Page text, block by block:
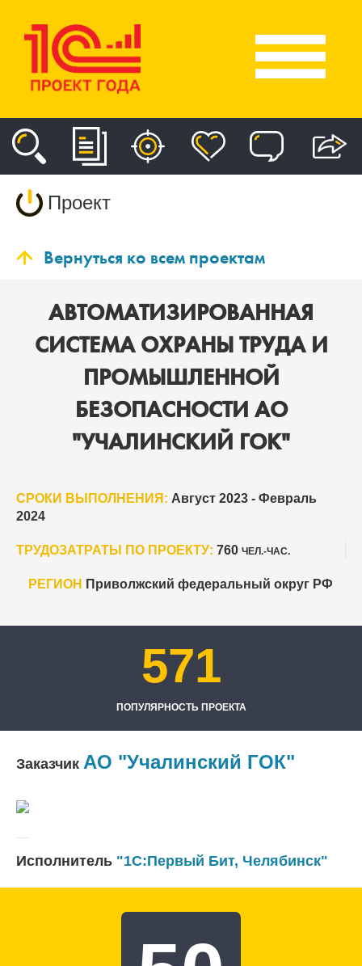
Проект
Вернуться ко всем проектам
АВТОМАТИЗИРОВАННАЯ
СИСТЕМА ОХРАНЫ ТРУДА И
ПРОМЫШЛЕННОЙ
БЕЗОПАСНОСТИ АО
"УЧАЛИНСКИЙ ГОК"
СРОКИ ВЫПОЛНЕНИЯ: Август 2023 - Февраль
2024
ТРУДОЗАТРАТЫ ПО ПРОЕКТУ: 760 ЧЕЛ.-ЧАС.
РЕГИОН Приволжский федеральный округ РФ
571
ПОПУЛЯРНОСТЬ ПРОЕКТА
Заказчик АО "Учалинский ГОК"
Исполнитель "1С:Первый Бит, Челябинск"